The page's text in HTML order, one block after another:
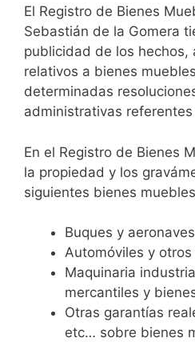
El Registro de Bienes
Sebastián de la Gomera
publicidad de los hechos,
relativos a bienes
determinadas
administrativas
En el Registro de Bienes
la propiedad y los
siguientes bienes
Buques y
Automóviles y
Maquinaria
mercantiles y
Otras garantías
etc… sobre bienes